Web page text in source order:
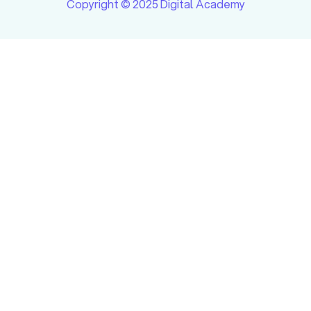
Copyright © 2025 Digital Academy